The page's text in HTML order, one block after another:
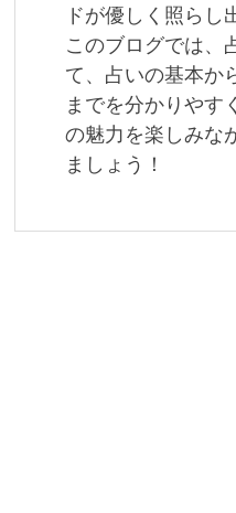
ドが優しく照らし
このブログでは、
て、占いの基本か
までを分かりやす
の魅力を楽しみな
ましょう！